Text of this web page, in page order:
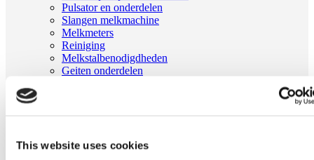
This website uses cookies
Pulsator en onderdelen
Slangen melkmachine
Melkmeters
Reiniging
Melkstalbenodigdheden
Geiten onderdelen
Fullwood Merlin